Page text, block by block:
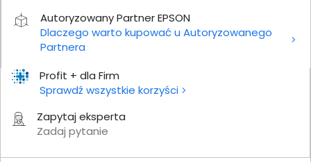
Profit + dla Firm
Sprawdź wszystkie korzyści
Zapytaj eksperta
Zadaj pytanie
Autoryzowany Partner EPSON
Dlaczego warto kupować u Autoryzowanego
Partnera